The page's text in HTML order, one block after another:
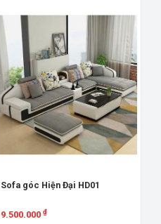
Sofa góc Hiện Đại HD01
9.500.000₫